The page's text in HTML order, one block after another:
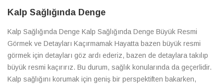
Kalp Sağlığında Denge
Kalp Sağlığında Denge Kalp Sağlığında Denge Büyük Resmi
Görmek ve Detayları Kaçırmamak Hayatta bazen büyük resmi
görmek için detayları göz ardı ederiz, bazen de detaylara takılıp
büyük resmi kaçırırız. Bu durum, sağlık konularında da geçerlidir.
Kalp sağlığını korumak için geniş bir perspektiften bakarken,